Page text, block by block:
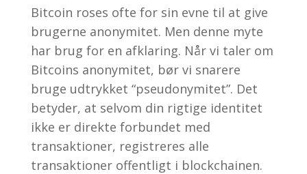
Bitcoin roses ofte for sin evne til at give
brugerne anonymitet. Men denne myte
har brug for en afklaring. Når vi taler om
Bitcoins anonymitet, bør vi snarere
bruge udtrykket “pseudonymitet”. Det
betyder, at selvom din rigtige identitet
ikke er direkte forbundet med
transaktioner, registreres alle
transaktioner offentligt i blockchainen.